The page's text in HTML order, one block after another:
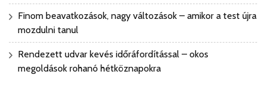
Finom beavatkozások, nagy változások – amikor a test újra
mozdulni tanul
Rendezett udvar kevés időráfordítással – okos
megoldások rohanó hétköznapokra